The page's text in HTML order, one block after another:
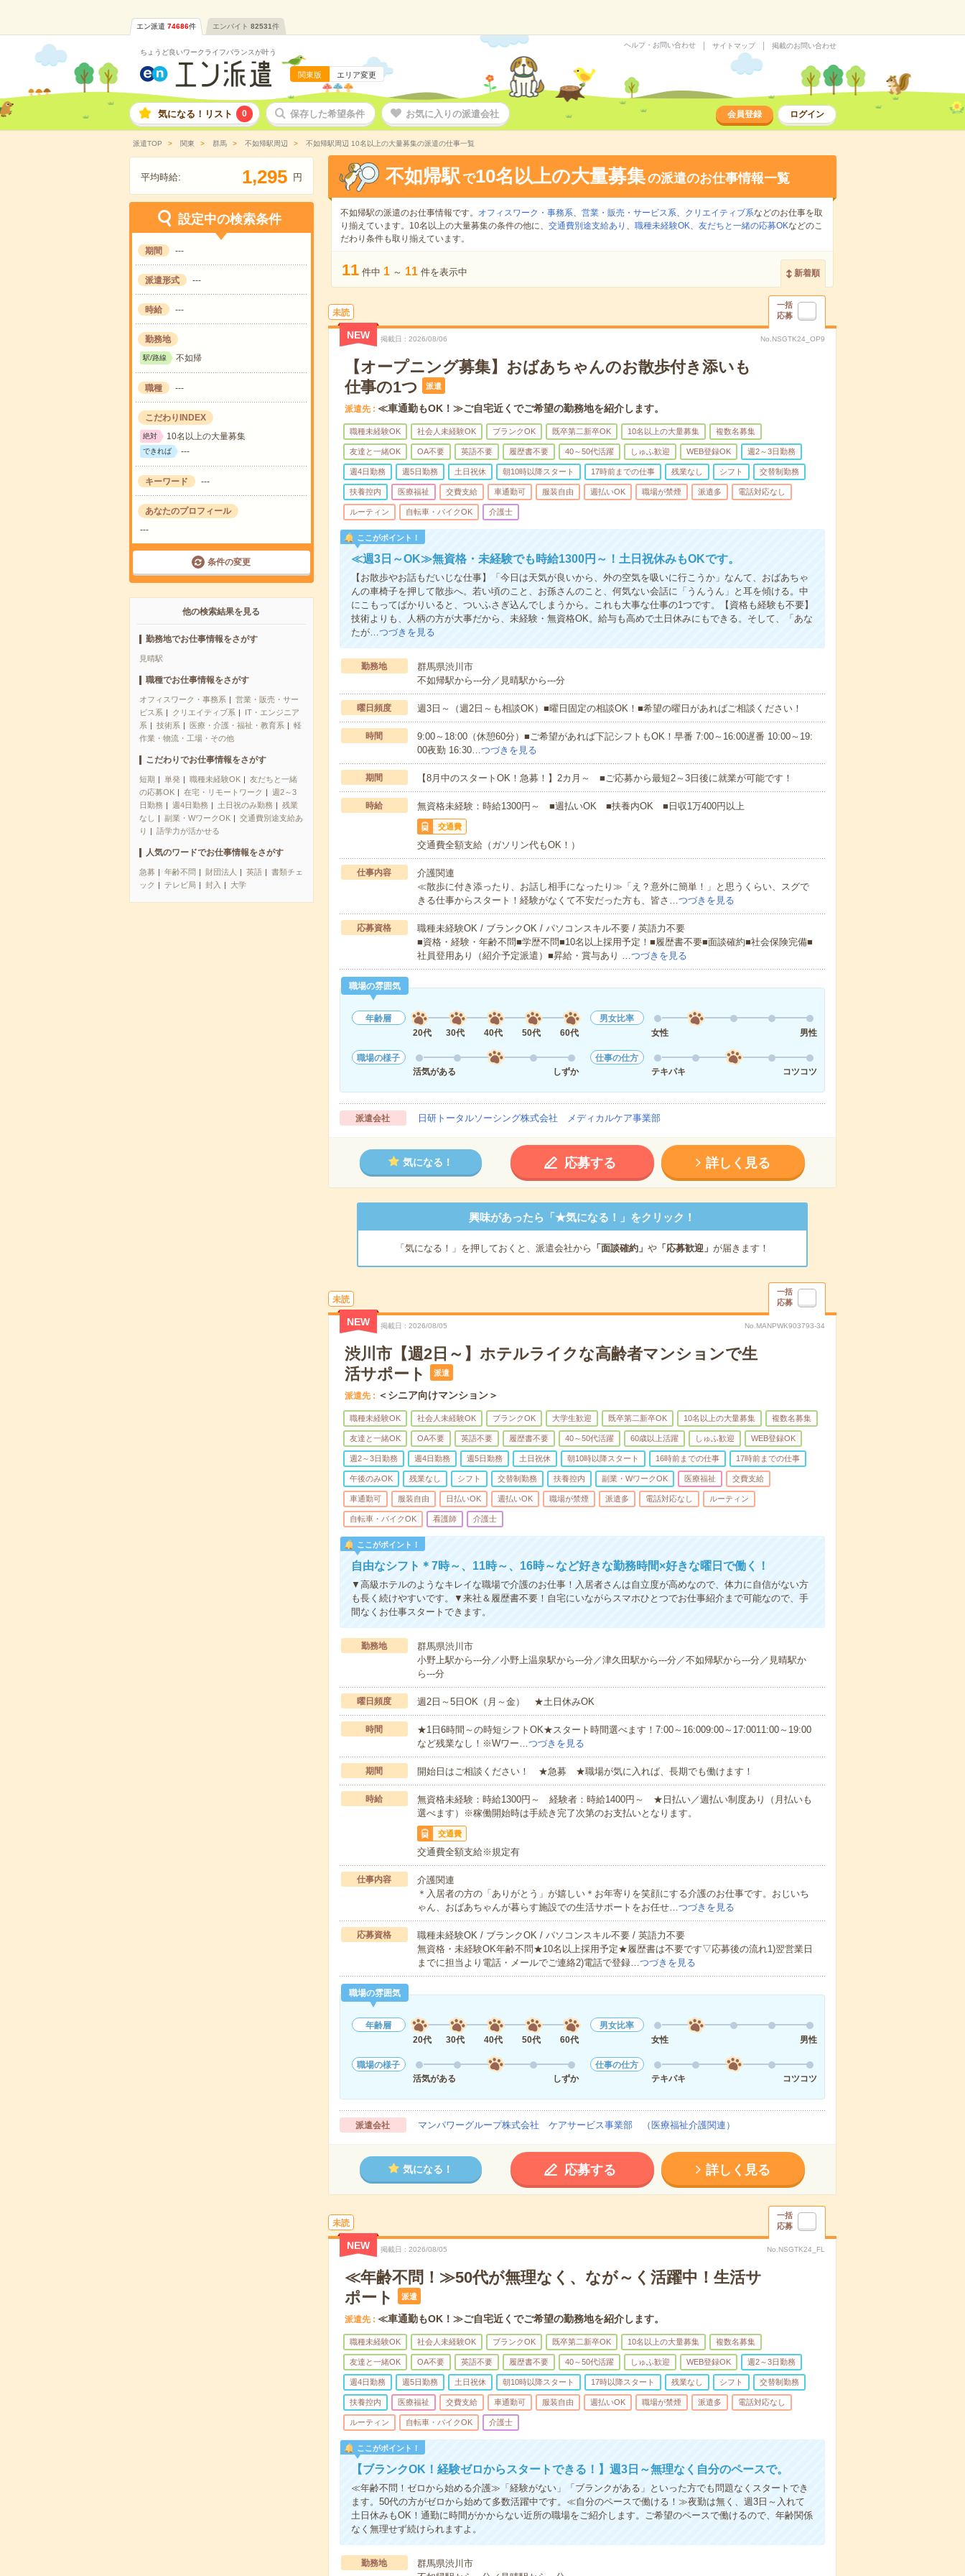
エン派遣 74686件 エンバイト 82531件
ちょうど良いワークライフバランスが叶う
関東版 エリア変更
ヘルプ・お問い合わせ サイトマップ 掲載のお問い合わせ
気になる！リスト 0 保存した希望条件 お気に入りの派遣会社 会員登録 ログイン
派遣TOP 関東 群馬 不如帰駅周辺 不如帰駅周辺 10名以上の大量募集の派遣の仕事一覧
平均時給: 1,295 円
設定中の検索条件
期間 ---
派遣形式 ---
時給 ---
勤務地
駅/路線 不如帰
職種 ---
こだわりINDEX
絶対 10名以上の大量募集
できれば ---
キーワード ---
あなたのプロフィール
---
条件の変更
他の検索結果を見る
勤務地でお仕事情報をさがす
見晴駅
職種でお仕事情報をさがす
オフィスワーク・事務系
営業・販売・サー
ビス系
クリエイティブ系
IT・エンジニア
系
技術系 医療・介護・福祉・教育系
軽
作業・物流・工場・その他
こだわりでお仕事情報をさがす
短期 単発 職種未経験OK
友だちと一緒
の応募OK
在宅・リモートワーク
週2～3
日勤務
週4日勤務 土日祝のみ勤務
残業
なし
副業・WワークOK
交通費別途支給あ
り
語学力が活かせる
人気のワードでお仕事情報をさがす
急募 年齢不問 財団法人 英語
書類チェ
ック
テレビ局 封入 大学
不如帰駅 で10名以上の大量募集の派遣のお仕事情報一覧
不如帰駅の派遣のお仕事情報です。 オフィスワーク・事務系、 営業・販売・サービス系、 クリエイティブ系などのお仕事を取
り揃えています。10名以上の大量募集の条件の他に、 交通費別途支給あり 、 職種未経験OK、 友だちと一緒の応募OKなどのこ
だわり条件も取り揃えています。
11 件中 1 ～ 11 件を表示中 新着順
未読
一括
応募
NEW 掲載日 2026/08/06 No.NSGTK24_OP9
【オープニング募集】おばあちゃんのお散歩付き添いも
仕事の1つ
派遣
派遣先 ≪車通勤もOK！≫ご自宅近くでご希望の勤務地を紹介します。
職種未経験OK 社会人未経験OK ブランクOK 既卒第二新卒OK 10名以上の大量募集 複数名募集
友達と一緒OK OA不要 英語不要 履歴書不要 40～50代活躍 しゅふ歓迎 WEB登録OK 週2～3日勤務
週4日勤務 週5日勤務 土日祝休 朝10時以降スタート 17時前までの仕事 残業なし シフト 交替制勤務
扶養控内 医療福祉 交費支給 車通勤可 服装自由 週払いOK 職場が禁煙 派遣多 電話対応なし
ルーティン 自転車・バイクOK 介護士
ここがポイント！
≪週3日～OK≫無資格・未経験でも時給1300円～！土日祝休みもOKです。
【お散歩やお話もだいじな仕事】「今日は天気が良いから、外の空気を吸いに行こうか」なんて、おばあちゃ
んの車椅子を押して散歩へ。若い頃のこと、お孫さんのこと、何気ない会話に「うんうん」と耳を傾ける。中
にこもってばかりいると、ついふさぎ込んでしまうから。これも大事な仕事の1つです。【資格も経験も不要】
技術よりも、人柄の方が大事だから、未経験・無資格OK。給与も高めで土日休みにもできる。そして、「あな
たが…つづきを見る
勤務地
群馬県渋川市
不如帰駅から---分／見晴駅から---分
曜日頻度 週3日～（週2日～も相談OK）■曜日固定の相談OK！■希望の曜日があればご相談ください！
時間
9:00～18:00（休憩60分）■ご希望があれば下記シフトもOK！早番 7:00～16:00遅番 10:00～19:
00夜勤 16:30…つづきを見る
期間 【8月中のスタートOK！急募！】2カ月～ ■ご応募から最短2～3日後に就業が可能です！
時給 無資格未経験：時給1300円～ ■週払いOK ■扶養内OK ■日収1万400円以上
交通費
交通費全額支給（ガソリン代もOK！）
仕事内容
介護関連
≪散歩に付き添ったり、お話し相手になったり≫「え？意外に簡単！」と思うくらい、スグで
きる仕事からスタート！経験がなくて不安だった方も、皆さ…つづきを見る
応募資格
職種未経験OK / ブランクOK / パソコンスキル不要 / 英語力不要
■資格・経験・年齢不問■学歴不問■10名以上採用予定！■履歴書不要■面談確約■社会保険完備■
社員登用あり（紹介予定派遣）■昇給・賞与あり …つづきを見る
職場の雰囲気
年齢層
20代
30代 40代 50代 60代
男女比率
女性
男性
職場の様子
活気がある
しずか
仕事の仕方
テキパキ
コツコツ
派遣会社 日研トータルソーシング株式会社 メディカルケア事業部
気になる！ 応募する 詳しく見る
興味があったら「★気になる！」をクリック！
「気になる！」を押しておくと、派遣会社から 「面談確約」 や「応募歓迎」 が届きます！
未読
一括
応募
NEW 掲載日 2026/08/05 No.MANPWK903793-34
渋川市【週2日～】ホテルライクな高齢者マンションで生
活サポート
派遣
派遣先 ＜シニア向けマンション＞
職種未経験OK 社会人未経験OK ブランクOK 大学生歓迎 既卒第二新卒OK 10名以上の大量募集 複数名募集
友達と一緒OK OA不要 英語不要 履歴書不要 40～50代活躍 60歳以上活躍 しゅふ歓迎 WEB登録OK
週2～3日勤務 週4日勤務 週5日勤務 土日祝休 朝10時以降スタート 16時前までの仕事 17時前までの仕事
午後のみOK 残業なし シフト 交替制勤務 扶養控内 副業・WワークOK 医療福祉 交費支給
車通勤可 服装自由 日払いOK 週払いOK 職場が禁煙 派遣多 電話対応なし ルーティン
自転車・バイクOK 看護師 介護士
ここがポイント！
自由なシフト＊7時～、11時～、16時～など好きな勤務時間×好きな曜日で働く！
▼高級ホテルのようなキレイな職場で介護のお仕事！入居者さんは自立度が高めなので、体力に自信がない方
も長く続けやすいです。▼来社＆履歴書不要！自宅にいながらスマホひとつでお仕事紹介まで可能なので、手
間なくお仕事スタートできます。
勤務地
群馬県渋川市
小野上駅から---分／小野上温泉駅から---分／津久田駅から---分／不如帰駅から---分／見晴駅か
ら---分
曜日頻度 週2日～5日OK（月～金） ★土日休みOK
時間
★1日6時間～の時短シフトOK★スタート時間選べます！7:00～16:009:00～17:0011:00～19:00
など残業なし！※Wワー…つづきを見る
期間 開始日はご相談ください！ ★急募 ★職場が気に入れば、長期でも働けます！
時給
無資格未経験：時給1300円～ 経験者：時給1400円～ ★日払い／週払い制度あり（月払いも
選べます）※稼働開始時は手続き完了次第のお支払いとなります。
交通費
交通費全額支給※規定有
仕事内容
介護関連
＊入居者の方の「ありがとう」が嬉しい＊お年寄りを笑顔にする介護のお仕事です。おじいち
ゃん、おばあちゃんが暮らす施設での生活サポートをお任せ…つづきを見る
応募資格
職種未経験OK / ブランクOK / パソコンスキル不要 / 英語力不要
無資格・未経験OK年齢不問★10名以上採用予定★履歴書は不要です▽応募後の流れ1)翌営業日
までに担当より電話・メールでご連絡2)電話で登録…つづきを見る
職場の雰囲気
年齢層
20代
30代 40代 50代 60代
男女比率
女性
男性
職場の様子
活気がある
しずか
仕事の仕方
テキパキ
コツコツ
派遣会社 マンパワーグループ株式会社 ケアサービス事業部 （医療福祉介護関連）
気になる！ 応募する 詳しく見る
未読
一括
応募
NEW 掲載日 2026/08/05 No.NSGTK24_FL
≪年齢不問！≫50代が無理なく、なが～く活躍中！生活サ
ポート
派遣
派遣先 ≪車通勤もOK！≫ご自宅近くでご希望の勤務地を紹介します。
職種未経験OK 社会人未経験OK ブランクOK 既卒第二新卒OK 10名以上の大量募集 複数名募集
友達と一緒OK OA不要 英語不要 履歴書不要 40～50代活躍 しゅふ歓迎 WEB登録OK 週2～3日勤務
週4日勤務 週5日勤務 土日祝休 朝10時以降スタート 17時以降スタート 残業なし シフト 交替制勤務
扶養控内 医療福祉 交費支給 車通勤可 服装自由 週払いOK 職場が禁煙 派遣多 電話対応なし
ルーティン 自転車・バイクOK 介護士
ここがポイント！
【ブランクOK！経験ゼロからスタートできる！】週3日～無理なく自分のペースで。
≪年齢不問！ゼロから始める介護≫「経験がない」「ブランクがある」といった方でも問題なくスタートでき
ます。50代の方がゼロから始めて多数活躍中です。≪自分のペースで働ける！≫夜勤は無く、週3日～入れて
土日休みもOK！通勤に時間がかからない近所の職場をご紹介します。ご希望のペースで働けるので、年齢関係
なく無理せず続けられますよ。
勤務地
群馬県渋川市